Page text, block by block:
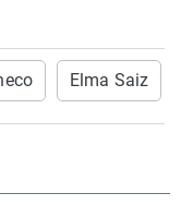
Elma Saiz